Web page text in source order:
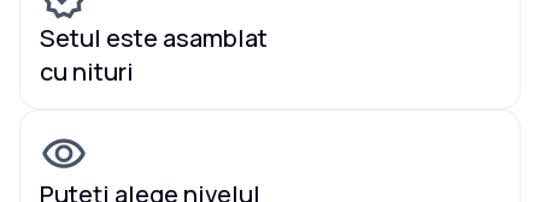
Setul este asamblat
cu nituri
Puteți alege nivelul